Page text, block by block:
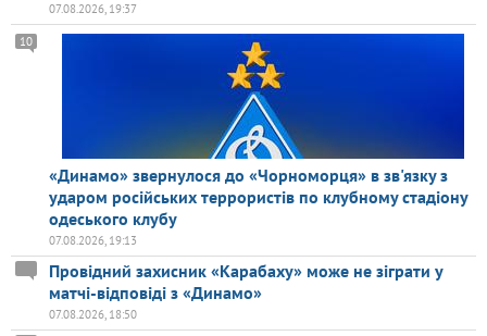
07.08.2026, 19:37
«Динамо» звернулося до «Чорноморця» в зв'язку з
ударом російських террористів по клубному стадіону
одеського клубу
10
07.08.2026, 19:13
Провідний захисник «Карабаху» може не зіграти у
матчі-відповіді з «Динамо»
07.08.2026, 18:50